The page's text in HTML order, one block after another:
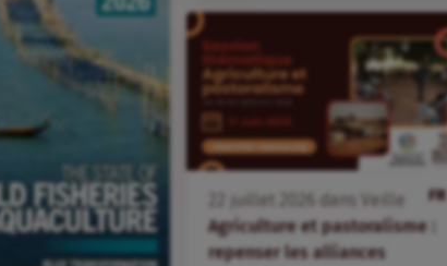
FR
juillet dans Veille
Agriculture et pastoralisme :
repenser les alliances